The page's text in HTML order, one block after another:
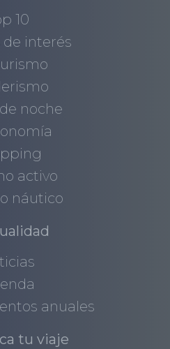
10
de interés
noche
activo
náutico
anuales
tu viaje